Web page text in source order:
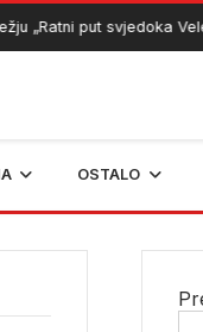
put svjedoka
OSTALO